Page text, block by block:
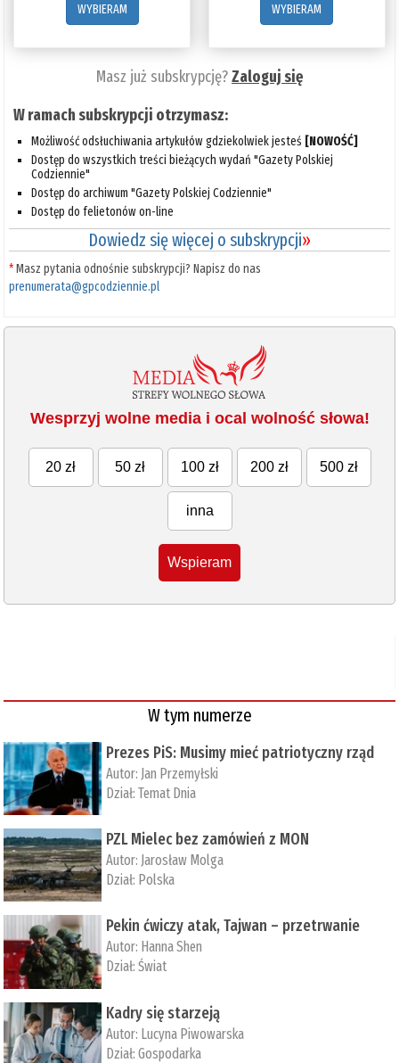
WYBIERAM
WYBIERAM
Masz już subskrypcję?Zaloguj się
W ramach subskrypcji otrzymasz:
Możliwość odsłuchiwania artykułów gdziekolwiek jesteś [NOWOŚĆ]
Dostęp do wszystkich treści bieżących wydań "Gazety Polskiej
Codziennie"
Dostęp do archiwum "Gazety Polskiej Codziennie"
Dostęp do felietonów on-line
Dowiedz się więcej o subskrypcji»
*Masz pytania odnośnie subskrypcji? Napisz do nas
prenumerata@gpcodziennie.pl
Wesprzyj wolne media i ocal wolność słowa!
20 zł 50 zł 100 zł 200 zł 500 zł
inna
Wspieram
W tym numerze
Prezes PiS: Musimy mieć patriotyczny rząd
Autor: Jan Przemyłski
Dział:Temat Dnia
PZL Mielec bez zamówień z MON
Autor: Jarosław Molga
Dział: Polska
Pekin ćwiczy atak, Tajwan – przetrwanie
Autor: ­Hanna Shen
Dział:Świat
Kadry się starzeją
Autor: Lucyna Piwowarska
Dział:Gospodarka